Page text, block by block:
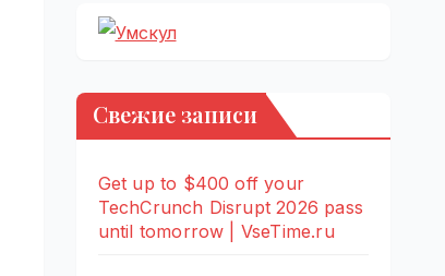
Свежие записи
Get up to $400 off your
TechCrunch Disrupt 2026 pass
until tomorrow | VseTime.ru